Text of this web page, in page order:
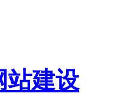
站建设